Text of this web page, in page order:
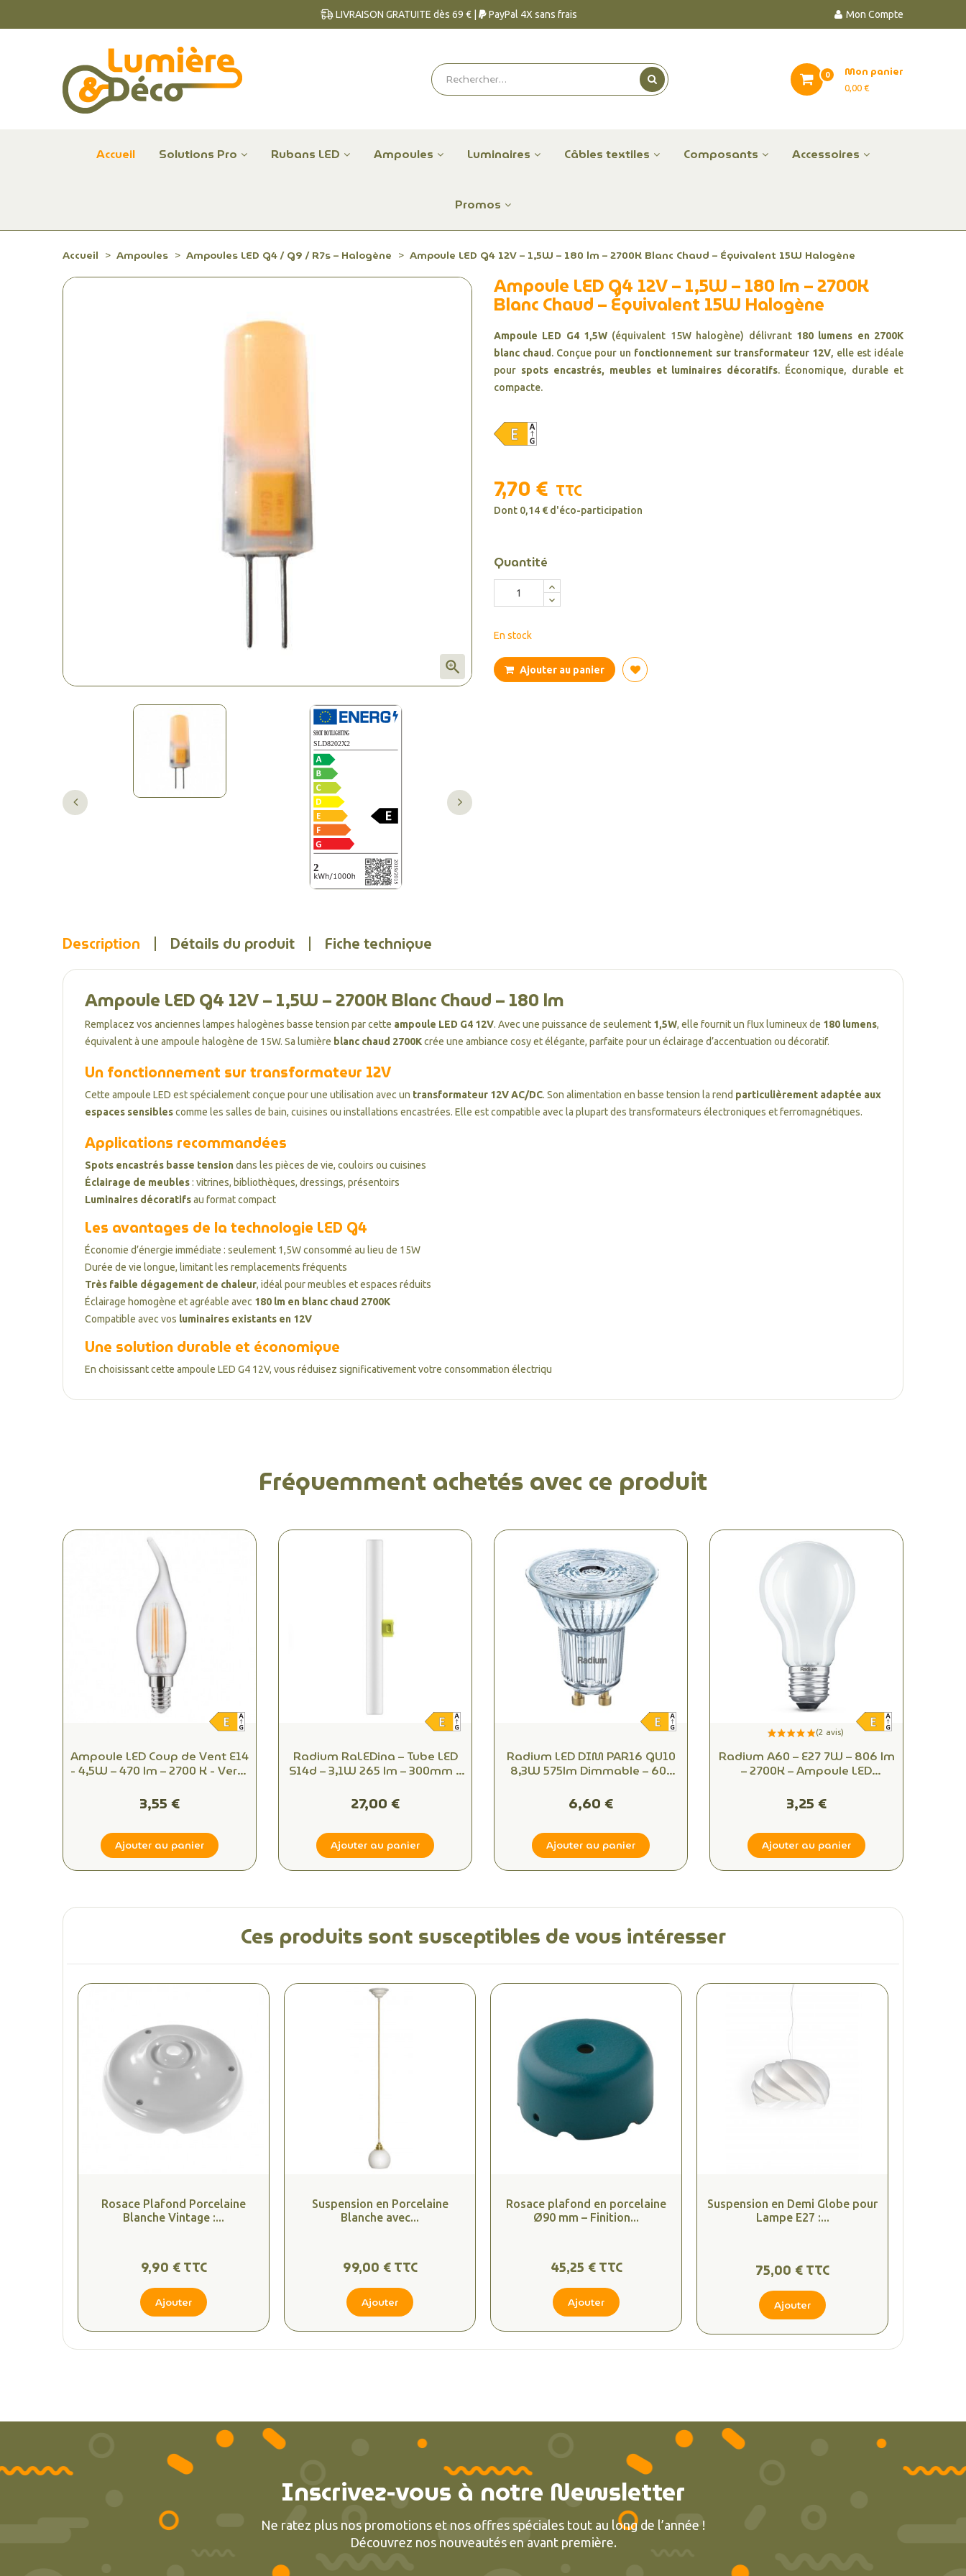
Mon Compte
LIVRAISON GRATUITE dès 69 € | PayPal 4X sans frais
Mon panier
0,00 €
0
Accueil Solutions Pro Rubans LED Ampoules Luminaires Câbles textiles Composants Accessoires
Promos
Accueil Ampoules Ampoules LED G4 / G9 / R7s – Halogène Ampoule LED G4 12V – 1,5W – 180 lm – 2700K Blanc Chaud – Équivalent 15W Halogène

Ampoule LED G4 12V – 1,5W – 180 lm – 2700K
Blanc Chaud – Équivalent 15W Halogène
Ampoule LED G4 1,5W (équivalent 15W halogène) délivrant 180 lumens en 2700K
blanc chaud . Conçue pour un fonctionnement sur transformateur 12V, elle est idéale
pour spots encastrés, meubles et luminaires décoratifs. Économique, durable et
compacte.
7,70 € TTC
Dont 0,14 € d'éco-participation
Quantité
En stock
Ajouter au panier
Description Détails du produit Fiche technique
Ampoule LED G4 12V – 1,5W – 2700K Blanc Chaud – 180 lm
Remplacez vos anciennes lampes halogènes basse tension par cette ampoule LED G4 12V. Avec une puissance de seulement 1,5W, elle fournit un flux lumineux de 180 lumens,
équivalent à une ampoule halogène de 15W. Sa lumière blanc chaud 2700Kcrée une ambiance cosy et élégante, parfaite pour un éclairage d’accentuation ou décoratif.
Un fonctionnement sur transformateur 12V
Cette ampoule LED est spécialement conçue pour une utilisation avec un transformateur 12V AC/DC. Son alimentation en basse tension la rend particulièrement adaptée aux
espaces sensiblescomme les salles de bain, cuisines ou installations encastrées. Elle est compatible avec la plupart des transformateurs électroniques et ferromagnétiques.
Applications recommandées
Spots encastrés basse tensiondans les pièces de vie, couloirs ou cuisines
Éclairage de meubles: vitrines, bibliothèques, dressings, présentoirs
Luminaires décoratifsau format compact
Les avantages de la technologie LED G4
Économie d’énergie immédiate : seulement 1,5W consommé au lieu de 15W
Durée de vie longue, limitant les remplacements fréquents
Très faible dégagement de chaleur, idéal pour meubles et espaces réduits
Éclairage homogène et agréable avec 180 lm en blanc chaud 2700K
Compatible avec vos luminaires existants en 12V
Une solution durable et économique
En choisissant cette ampoule LED G4 12V, vous réduisez significativement votre consommation électriqu
Fréquemment achetés avec ce produit
Ampoule LED Coup de Vent E14
- 4,5W – 470 lm – 2700 K - Verre
3,55 €
Ajouter au panier
Radium RaLEDina – Tube LED
S14d – 3,1W 265 lm – 300mm –
Dimmable
27,00 €
Ajouter au panier
Radium LED DIM PAR16 GU10
8,3W 575lm Dimmable – 60°
6,60 €
Ajouter au panier
Radium A60 – E27 7W – 806 lm
– 2700K – Ampoule LED
3,25 €
Ajouter au panier
Ces produits sont susceptibles de vous intéresser
Rosace Plafond Porcelaine
Blanche Vintage :...
9,90 € TTC
Ajouter
Suspension en Porcelaine
Blanche avec...
99,00 € TTC
Ajouter
Rosace plafond en porcelaine
Ø90 mm – Finition...
45,25 € TTC
Ajouter
Suspension en Demi Globe pour
Lampe E27 :...
75,00 € TTC
Ajouter
Inscrivez-vous à notre Newsletter
Ne ratez plus nos promotions et nos offres spéciales tout au long de l’année !
Découvrez nos nouveautés en avant première.